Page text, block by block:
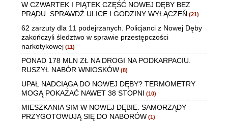
W CZWARTEK I PIĄTEK CZĘŚĆ NOWEJ DĘBY BEZ
PRĄDU. SPRAWDŹ ULICE I GODZINY WYŁĄCZEŃ (21)
62 zarzuty dla 11 podejrzanych. Policjanci z Nowej Dęby
zakończyli śledztwo w sprawie przestępczości
narkotykowej (11)
PONAD 178 MLN ZŁ NA DROGI NA PODKARPACIU.
RUSZYŁ NABÓR WNIOSKÓW (8)
UPAŁ NADCIĄGA DO NOWEJ DĘBY? TERMOMETRY
MOGĄ POKAZAĆ NAWET 38 STOPNI (10)
MIESZKANIA SIM W NOWEJ DĘBIE. SAMORZĄDY
PRZYGOTOWUJĄ SIĘ DO NABORÓW (1)